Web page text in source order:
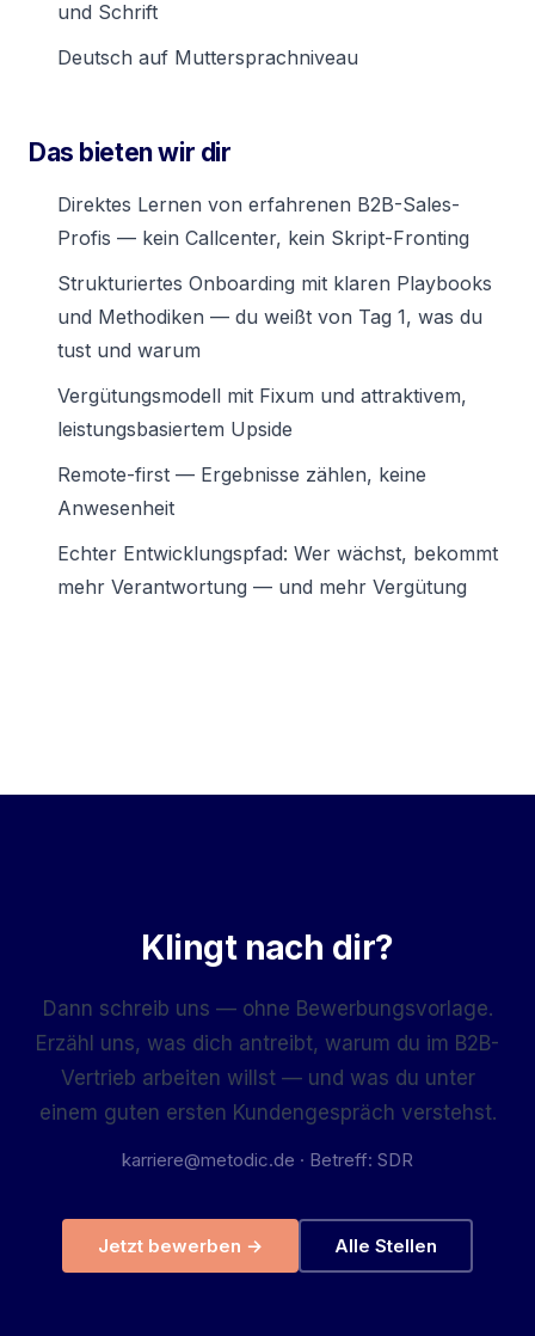
und Schrift
Deutsch auf Muttersprachniveau
Das bieten wir dir
Direktes Lernen von erfahrenen B2B-Sales-
Profis — kein Callcenter, kein Skript-Fronting
Strukturiertes Onboarding mit klaren Playbooks
und Methodiken — du weißt von Tag 1, was du
tust und warum
Vergütungsmodell mit Fixum und attraktivem,
leistungsbasiertem Upside
Remote-first — Ergebnisse zählen, keine
Anwesenheit
Echter Entwicklungspfad: Wer wächst, bekommt
mehr Verantwortung — und mehr Vergütung
Klingt nach dir?
Dann schreib uns — ohne Bewerbungsvorlage.
Erzähl uns, was dich antreibt, warum du im B2B-
Vertrieb arbeiten willst — und was du unter
einem guten ersten Kundengespräch verstehst.
karriere@metodic.de · Betreff: SDR
Jetzt bewerben → Alle Stellen